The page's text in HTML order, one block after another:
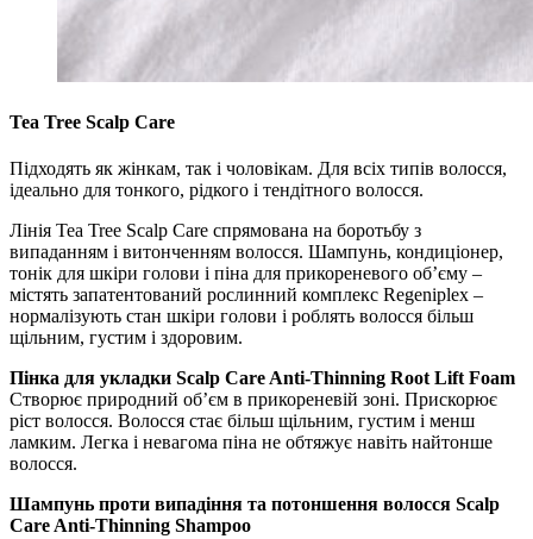
Tea Tree Scalp Care
Підходять як жінкам, так і чоловікам. Для всіх типів волосся,
ідеально для тонкого, рідкого і тендітного волосся.
Лінія Tea Tree Scalp Care спрямована на боротьбу з
випаданням і витонченням волосся. Шампунь, кондиціонер,
тонік для шкіри голови і піна для прикореневого об’єму –
містять запатентований рослинний комплекс Regeniplex –
нормалізують стан шкіри голови і роблять волосся більш
щільним, густим і здоровим.
Пінка для укладки Scalp Care Anti-Thinning Root Lift Foam
Створює природний об’єм в прикореневій зоні. Прискорює
ріст волосся. Волосся стає більш щільним, густим і менш
ламким. Легка і невагома піна не обтяжує навіть найтонше
волосся.
Шампунь проти випадіння та потоншення волосся Scalp
Care Anti-Thinning Shampoo